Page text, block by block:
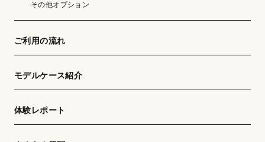
その他オプション
ご利用の流れ
モデルケース紹介
体験レポート